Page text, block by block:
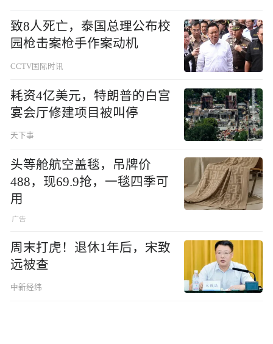
致8人死亡，泰国总理公布校
园枪击案枪手作案动机
CCTV国际时讯
耗资4亿美元，特朗普的白宫
宴会厅修建项目被叫停
天下事
头等舱航空盖毯，吊牌价
488，现69.9抢，一毯四季可
用
周末打虎！退休1年后，宋致
远被查
中新经纬